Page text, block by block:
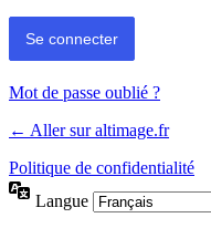
Mot de passe oublié ?
← Aller sur altimage.fr
Politique de confidentialité
Langue